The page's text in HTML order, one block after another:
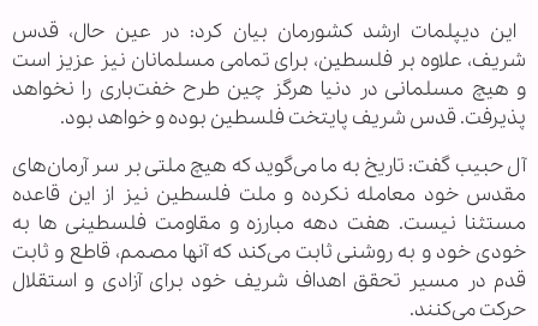
این دیپلمات ارشد کشورمان بیان کرد: در عین حال، قدس
شریف، علاوه بر فلسطین، برای تمامی مسلمانان نیز عزیز است
و هیچ مسلمانی در دنیا هرگز چین طرح خفت‌‌باری را نخواهد
پذیرفت. قدس شریف پایتخت فلسطین بوده و خواهد بود.
آل حبیب گفت: تاریخ به ما می‌گوید که هیچ ملتی بر سر آرمان‌های
مقدس خود معامله نکرده و ملت فلسطین نیز از این قاعده
مستثنا نیست. هفت دهه مبارزه و مقاومت فلسطینی ها به
خودی خود و به روشنی ثابت می‌کند که آنها مصمم، قاطع و ثابت
قدم در مسیر تحقق اهداف شریف خود برای آزادی و استقلال
حرکت می‌کنند.